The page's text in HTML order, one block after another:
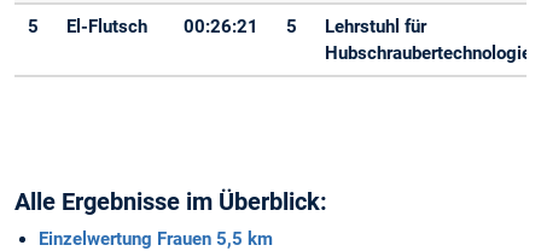
5 El-Flutsch 00:26:21 5
Lehrstuhl für
Hubschraubertechnologie
Alle Ergebnisse im Überblick:
Einzelwertung Frauen 5,5 km